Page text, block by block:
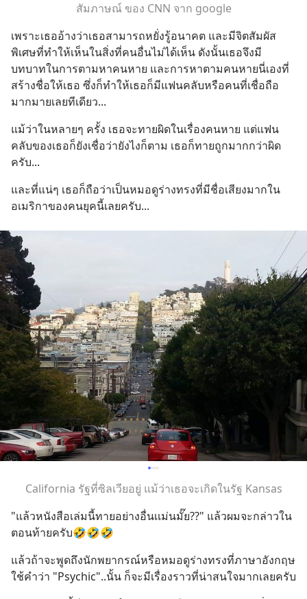
สัมภาษณ์ ของ CNN จาก google
เพราะเธออ้างว่าเธอสามารถหยั่งรู้อนาคต และมีจิตสัมผัส
พิเศษที่ทำให้เห็นในสิ่งที่คนอื่นไม่ได้เห็น ดังนั้นเธอจึงมี
บทบาทในการตามหาคนหาย และการหาตามคนหายนี่เองที่
สร้างชื่อให้เธอ ซึ่งก็ทำให้เธอก็มีแฟนคลับหรือคนที่เชื่อถือ
มากมายเลยทีเดียว...
แม้ว่าในหลายๆ ครั้ง เธอจะทายผิดในเรื่องคนหาย แต่แฟน
คลับของเธอก็ยังเชื่อว่ายังไงก็ตาม เธอก็ทายถูกมากกว่าผิด
ครับ...
และที่แน่ๆ เธอก็ถือว่าเป็นหมอดูร่างทรงที่มีชื่อเสียงมากใน
อเมริกาของคนยุคนี้เลยครับ...
California รัฐที่ซิลเวียอยู่ แม้ว่าเธอจะเกิดในรัฐ Kansas
"แล้วหนังสือเล่มนี้ทายอย่างอื่นเเม่นมั๊ย??" แล้วผมจะกล่าวใน
ตอนท้ายครับ🤣🤣🤣
แล้วถ้าจะพูดถึงนักพยากรณ์หรือหมอดูร่างทรงที่ภาษาอังกฤษ
ใช้คำว่า "Psychic"..นั้น ก็จะมีเรื่องราวที่น่าสนใจมากเลยครับ